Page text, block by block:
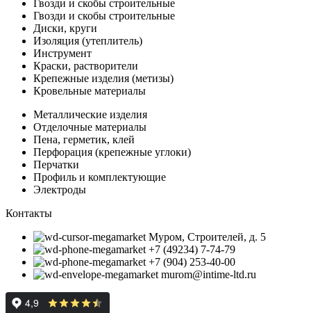
Гвозди и скобы строительные
Гвозди и скобы строительные
Диски, круги
Изоляция (утеплитель)
Инструмент
Краски, растворители
Крепежные изделия (метизы)
Кровельные материалы
Металлические изделия
Отделочные материалы
Пена, герметик, клей
Перфорация (крепежные углоки)
Перчатки
Профиль и комплектующие
Электроды
Контакты
Муром, Строителей, д. 5
+7 (49234) 7-74-79
+7 (904) 253-40-00
murom@intime-ltd.ru